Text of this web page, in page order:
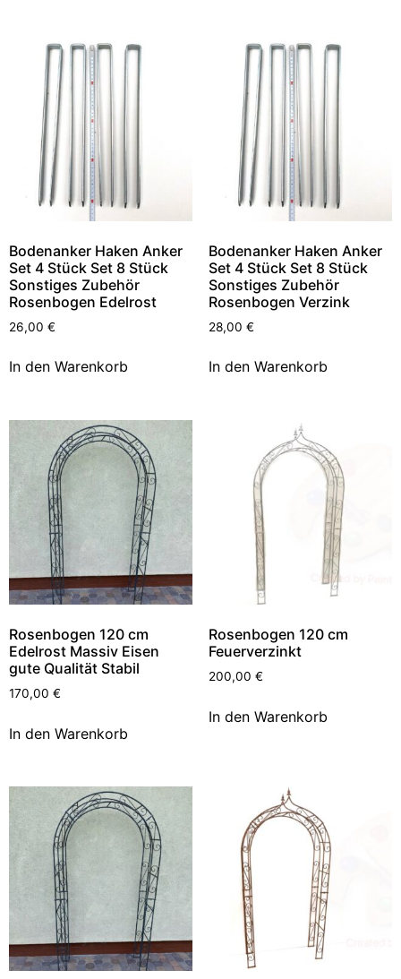
Bodenanker Haken Anker
Set 4 Stück Set 8 Stück
Sonstiges Zubehör
Rosenbogen Edelrost
26,00 €
In den Warenkorb
Bodenanker Haken Anker
Set 4 Stück Set 8 Stück
Sonstiges Zubehör
Rosenbogen Verzink
28,00 €
In den Warenkorb
Rosenbogen 120 cm
Edelrost Massiv Eisen
gute Qualität Stabil
170,00 €
In den Warenkorb
Rosenbogen 120 cm
Feuerverzinkt
200,00 €
In den Warenkorb